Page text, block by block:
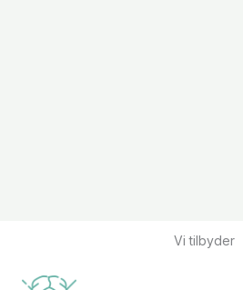
Vi tilbyder